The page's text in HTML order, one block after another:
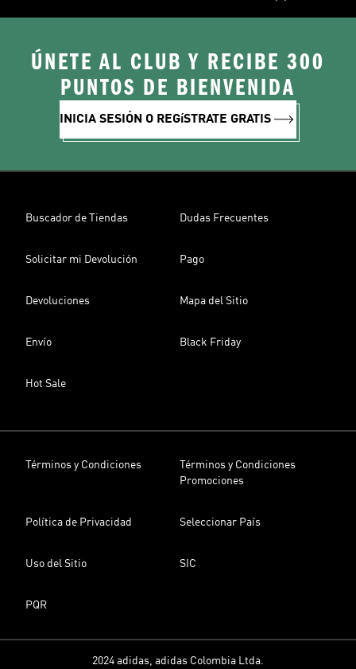
ÚNETE AL CLUB Y RECIBE 300
PUNTOS DE BIENVENIDA
INICIA SESIÓN O REGíSTRATE GRATIS
Buscador de Tiendas Dudas Frecuentes
Solicitar mi Devolución Pago
Devoluciones Mapa del Sitio
Envío Black Friday
Hot Sale
Términos y Condiciones
Términos y Condiciones
Promociones
Política de Privacidad Seleccionar País
Uso del Sitio SIC
PQR
2024 adidas, adidas Colombia Ltda.